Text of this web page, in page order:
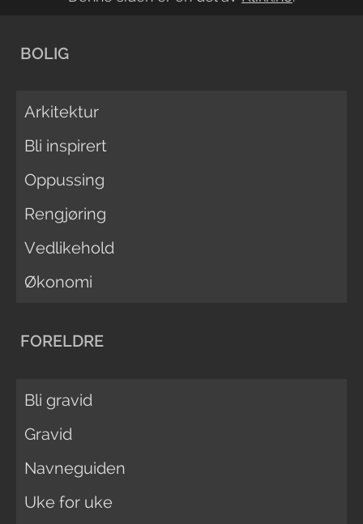
BOLIG
Arkitektur
Bli inspirert
Oppussing
Rengjøring
Vedlikehold
Økonomi
FORELDRE
Bli gravid
Gravid
Navneguiden
Uke for uke